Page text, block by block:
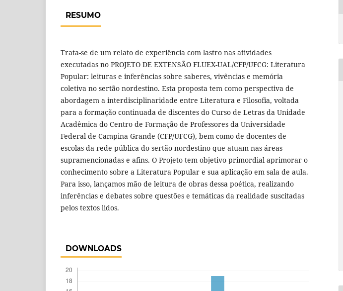
RESUMO
Trata-se de um relato de experiência com lastro nas atividades
executadas no PROJETO DE EXTENSÃO FLUEX-UAL/CFP/UFCG: Literatura
Popular: leituras e inferências sobre saberes, vivências e memória
coletiva no sertão nordestino. Esta proposta tem como perspectiva de
abordagem a interdisciplinaridade entre Literatura e Filosofia, voltada
para a formação continuada de discentes do Curso de Letras da Unidade
Acadêmica do Centro de Formação de Professores da Universidade
Federal de Campina Grande (CFP/UFCG), bem como de docentes de
escolas da rede pública do sertão nordestino que atuam nas áreas
supramencionadas e afins. O Projeto tem objetivo primordial aprimorar o
conhecimento sobre a Literatura Popular e sua aplicação em sala de aula.
Para isso, lançamos mão de leitura de obras dessa poética, realizando
inferências e debates sobre questões e temáticas da realidade suscitadas
pelos textos lidos.
DOWNLOADS